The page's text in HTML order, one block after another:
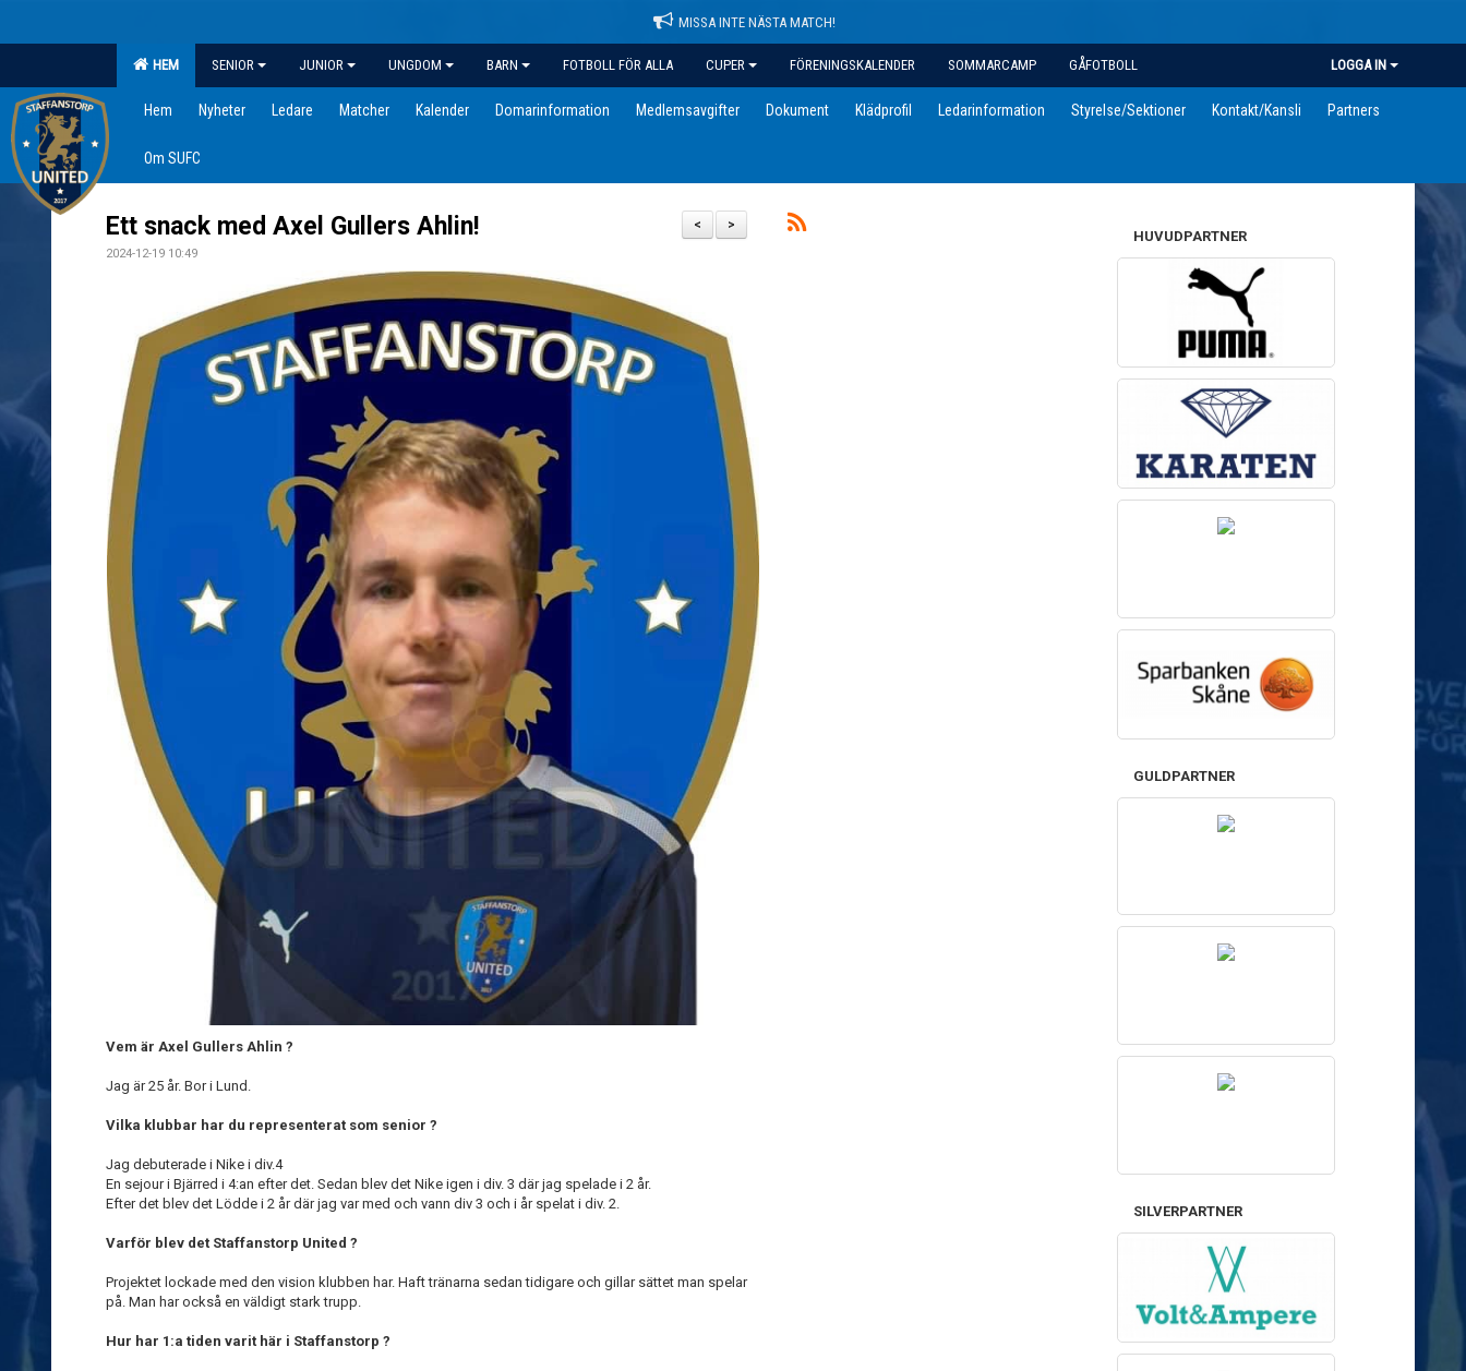
MISSA INTE NÄSTA MATCH!
HEM SENIOR JUNIOR UNGDOM BARN FOTBOLL FÖR ALLA CUPER FÖRENINGSKALENDER SOMMARCAMP GÅFOTBOLL LOGGA IN
Hem Nyheter Ledare Matcher Kalender Domarinformation Medlemsavgifter Dokument Klädprofil Ledarinformation Styrelse/Sektioner Kontakt/Kansli Partners
Om SUFC
>
<
Ett snack med Axel Gullers Ahlin!
2024-12-19 10:49
Vem är Axel Gullers Ahlin ?
Jag är 25 år. Bor i Lund.
Vilka klubbar har du representerat som senior ?
Jag debuterade i Nike i div.4
En sejour i Bjärred i 4:an efter det. Sedan blev det Nike igen i div. 3 där jag spelade i 2 år.
Efter det blev det Lödde i 2 år där jag var med och vann div 3 och i år spelat i div. 2.
Varför blev det Staffanstorp United ?
Projektet lockade med den vision klubben har. Haft tränarna sedan tidigare och gillar sättet man spelar
på. Man har också en väldigt stark trupp.
Hur har 1:a tiden varit här i Staffanstorp ?
HUVUDPARTNER
GULDPARTNER
SILVERPARTNER